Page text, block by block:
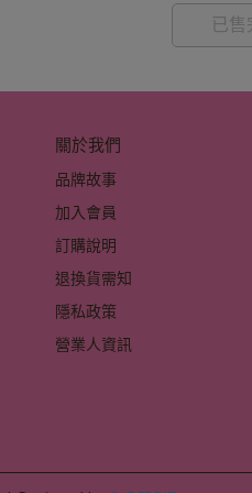
已售
關於我們
品牌故事
加入會員
訂購說明
退換貨需知
隱私政策
營業人資訊